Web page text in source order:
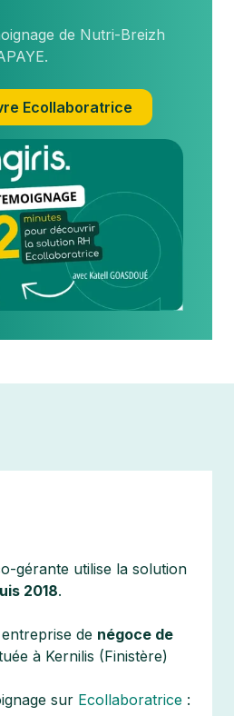
de Nutri-Breizh
Ecollaboratrice
gérante utilise la solution
2018.
de négoce de
à Kernilis (Finistère)
sur Ecollaboratrice :